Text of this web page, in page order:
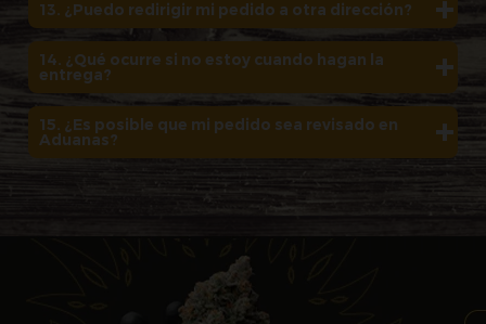
13. ¿Puedo redirigir mi pedido a otra dirección?
14. ¿Qué ocurre si no estoy cuando hagan la
entrega?
15. ¿Es posible que mi pedido sea revisado en
Aduanas?